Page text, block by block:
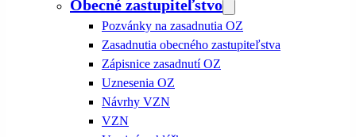
Obecné zastupiteľstvo
Pozvánky na zasadnutia OZ
Zasadnutia obecného zastupiteľstva
Zápisnice zasadnutí OZ
Uznesenia OZ
Návrhy VZN
VZN